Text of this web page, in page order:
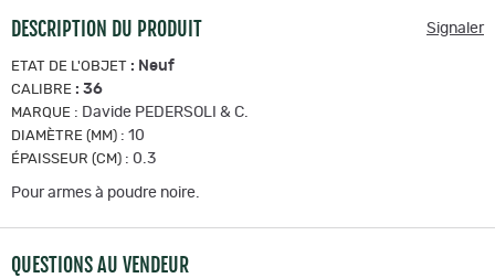
DESCRIPTION DU PRODUIT Signaler
ETAT DE L'OBJET : Neuf
CALIBRE : 36
MARQUE : Davide PEDERSOLI & C.
DIAMÈTRE (MM) : 10
ÉPAISSEUR (CM) : 0.3
Pour armes à poudre noire.
QUESTIONS AU VENDEUR